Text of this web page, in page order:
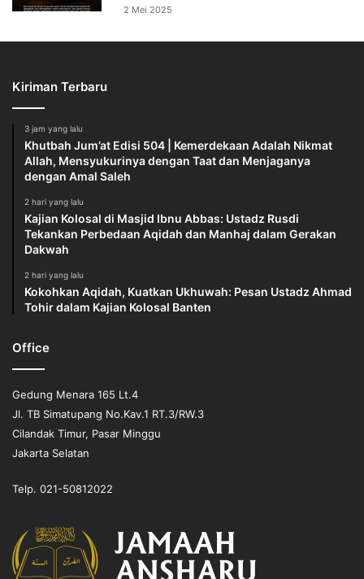
2 Mei 2025
Kiriman Terbaru
3 jam yang lalu
Khutbah Jum’at Edisi 504 | Kemerdekaan Adalah Nikmat
Allah, Mensyukurinya dengan Taat dan Menjaganya
dengan Amal Saleh
2 hari yang lalu
Kajian Kolosal di Masjid Ibnu Abbas: Ustadz Rusdi
Tekankan Perbedaan Aqidah dan Manhaj dalam Gerakan
Dakwah
2 hari yang lalu
Kokohkan Aqidah, Kuatkan Ukhuwah: Pesan Ustadz Ahmad
Tohir dalam Kajian Kolosal Banten
Office
Gedung Menara 165 Lt.4
Jl. TB Simatupang No.Kav.1 RT.3/RW.3
Cilandak Timur, Pasar Minggu
Jakarta Selatan
Telp. 021-50812022